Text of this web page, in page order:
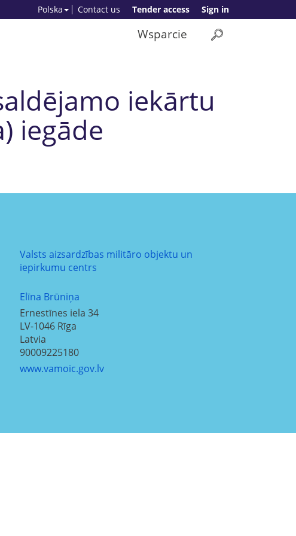
Sign in
Tender access
Contact us
Polska
Wsparcie
iekārtu
iegāde
Valsts aizsardzības militāro objektu un
iepirkumu centrs
Elīna Brūniņa
Ernestīnes iela 34
LV-1046 Rīga
Latvia
90009225180
www.vamoic.gov.lv